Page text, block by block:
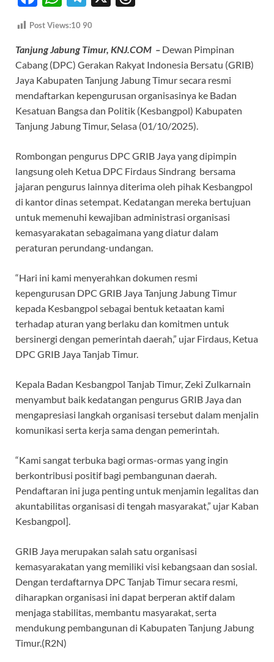
ac
e
b
o
o
k
h
at
s
A
p
p
el
e
gr
a
m
a
ds
Post Views:10 90
Tanjung Jabung Timur, KNJ.COM – Dewan Pimpinan
Cabang (DPC) Gerakan Rakyat Indonesia Bersatu (GRIB)
Jaya Kabupaten Tanjung Jabung Timur secara resmi
mendaftarkan kepengurusan organisasinya ke Badan
Kesatuan Bangsa dan Politik (Kesbangpol) Kabupaten
Tanjung Jabung Timur, Selasa (01/10/2025).
Rombongan pengurus DPC GRIB Jaya yang dipimpin
langsung oleh Ketua DPC Firdaus Sindrang bersama
jajaran pengurus lainnya diterima oleh pihak Kesbangpol
di kantor dinas setempat. Kedatangan mereka bertujuan
untuk memenuhi kewajiban administrasi organisasi
kemasyarakatan sebagaimana yang diatur dalam
peraturan perundang-undangan.
“Hari ini kami menyerahkan dokumen resmi
kepengurusan DPC GRIB Jaya Tanjung Jabung Timur
kepada Kesbangpol sebagai bentuk ketaatan kami
terhadap aturan yang berlaku dan komitmen untuk
bersinergi dengan pemerintah daerah,” ujar Firdaus, Ketua
DPC GRIB Jaya Tanjab Timur.
Kepala Badan Kesbangpol Tanjab Timur, Zeki Zulkarnain
menyambut baik kedatangan pengurus GRIB Jaya dan
mengapresiasi langkah organisasi tersebut dalam menjalin
komunikasi serta kerja sama dengan pemerintah.
“Kami sangat terbuka bagi ormas-ormas yang ingin
berkontribusi positif bagi pembangunan daerah.
Pendaftaran ini juga penting untuk menjamin legalitas dan
akuntabilitas organisasi di tengah masyarakat,” ujar Kaban
Kesbangpol].
GRIB Jaya merupakan salah satu organisasi
kemasyarakatan yang memiliki visi kebangsaan dan sosial.
Dengan terdaftarnya DPC Tanjab Timur secara resmi,
diharapkan organisasi ini dapat berperan aktif dalam
menjaga stabilitas, membantu masyarakat, serta
mendukung pembangunan di Kabupaten Tanjung Jabung
Timur.(R2N)